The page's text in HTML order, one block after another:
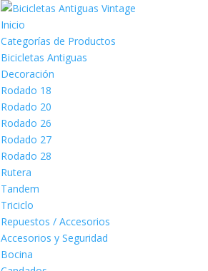
Inicio
Categorías de Productos
Bicicletas Antiguas
Decoración
Rodado 18
Rodado 20
Rodado 26
Rodado 27
Rodado 28
Rutera
Tandem
Triciclo
Repuestos / Accesorios
Accesorios y Seguridad
Bocina